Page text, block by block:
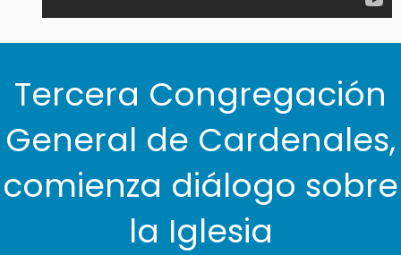
Tercera Congregación
General de Cardenales,
comienza diálogo sobre
la Iglesia